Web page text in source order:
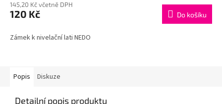
145,20 Kč včetně DPH
120 Kč Do košíku
Zámek k nivelační lati NEDO
Popis Diskuze
Detailní popis produktu